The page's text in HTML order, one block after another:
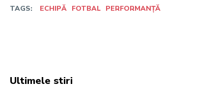
TAGS: ECHIPĂ FOTBAL PERFORMANȚĂ
Ultimele stiri